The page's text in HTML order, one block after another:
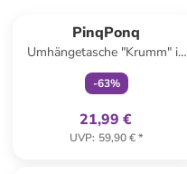
PinqPonq
Umhängetasche "Krumm" in
Salbei - (B)30 x (H)23 x (T)10
cm
-63%
21,99 €
UVP: 59,90 €*